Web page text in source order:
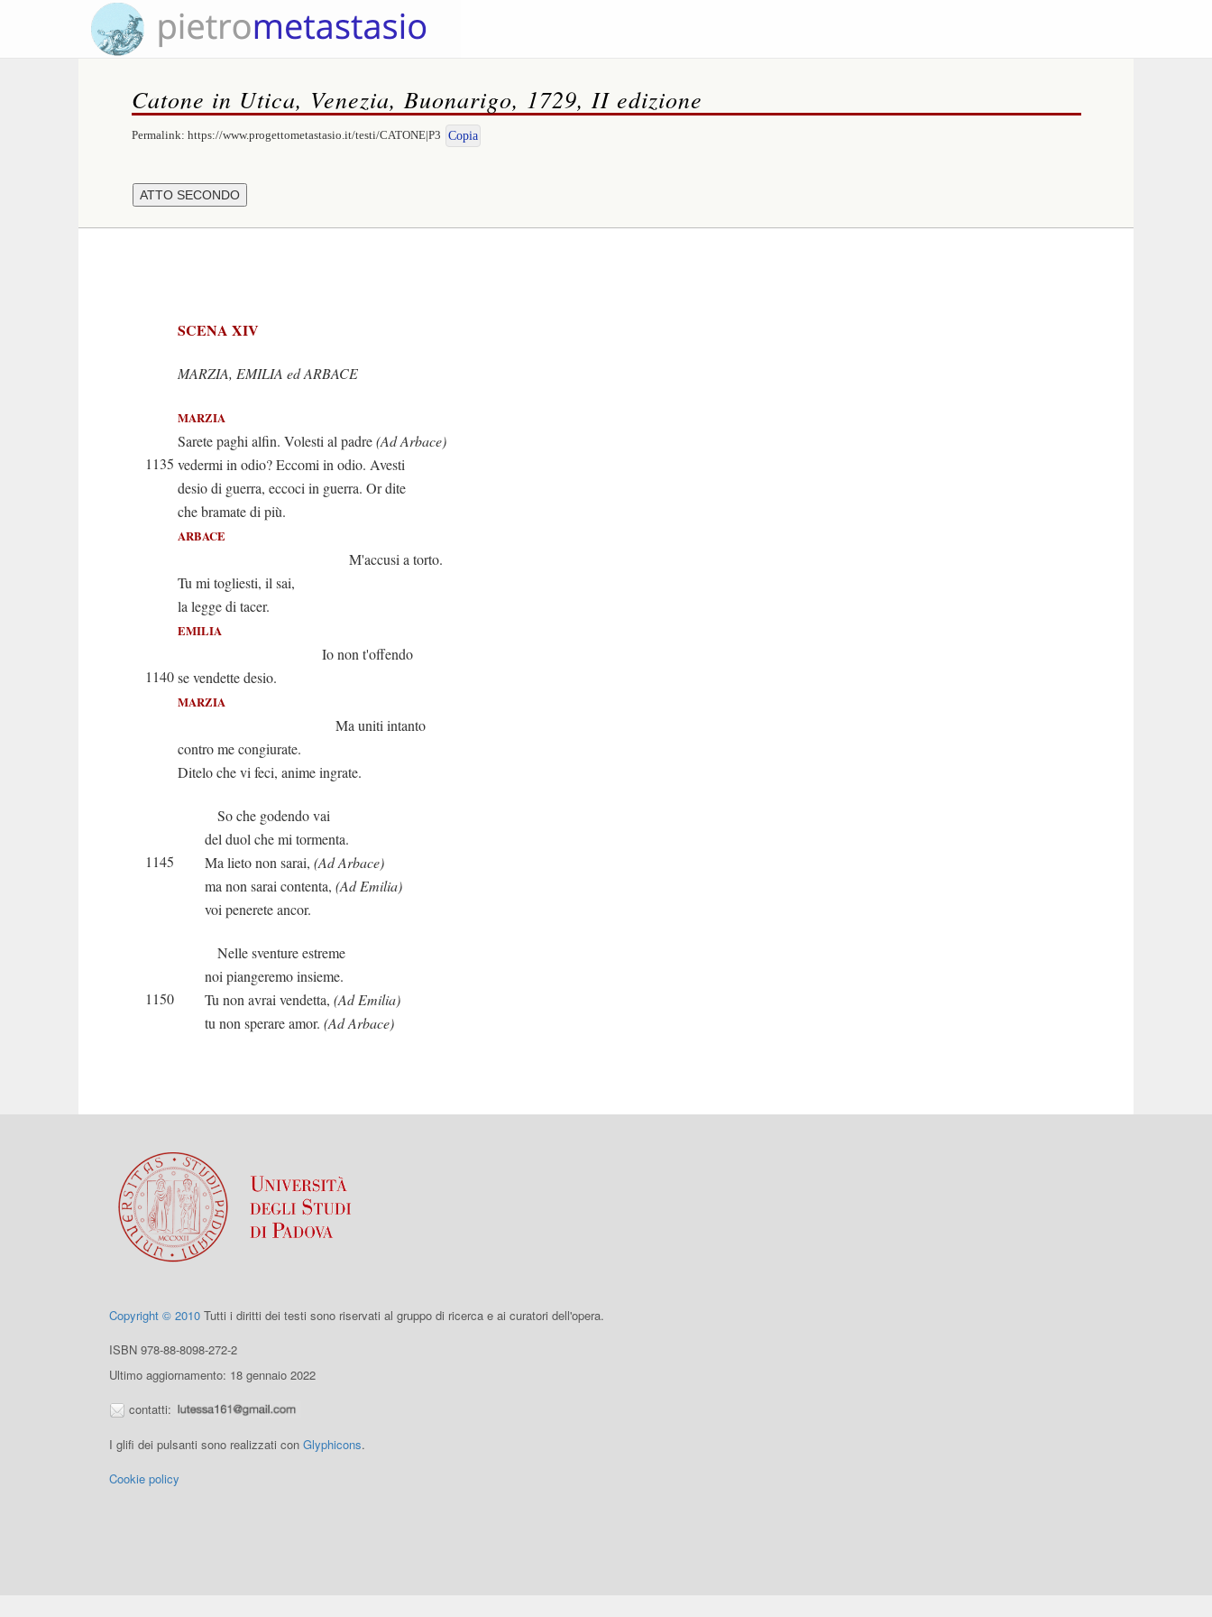
Catone in Utica, Venezia, Buonarigo, 1729, II edizione
Permalink: https://www.progettometastasio.it/testi/CATONE|P3 Copia
SCENA XIV
MARZIA, EMILIA ed ARBACE
MARZIA
Sarete paghi alfin. Volesti al padre(Ad Arbace)
1135 vedermi in odio? Eccomi in odio. Avesti
desio di guerra, eccoci in guerra. Or dite
che bramate di più.
ARBACE
M'accusi a torto.
Tu mi togliesti, il sai,
la legge di tacer.
EMILIA
Io non t'offendo
1140se vendette desio.
MARZIA
Ma uniti intanto
contro me congiurate.
Ditelo che vi feci, anime ingrate.
So che godendo vai
del duol che mi tormenta.
1145
Ma lieto non sarai, (Ad Arbace)
ma non sarai contenta, (Ad Emilia)
voi penerete ancor.
Nelle sventure estreme
noi piangeremo insieme.
1150
Tu non avrai vendetta, (Ad Emilia)
tu non sperare amor. (Ad Arbace)
Copyright © 2010 Tutti i diritti dei testi sono riservati al gruppo di ricerca e ai curatori dell'opera.
ISBN 978-88-8098-272-2
Ultimo aggiornamento: 18 gennaio 2022
contatti:
I glifi dei pulsanti sono realizzati con Glyphicons.
Cookie policy